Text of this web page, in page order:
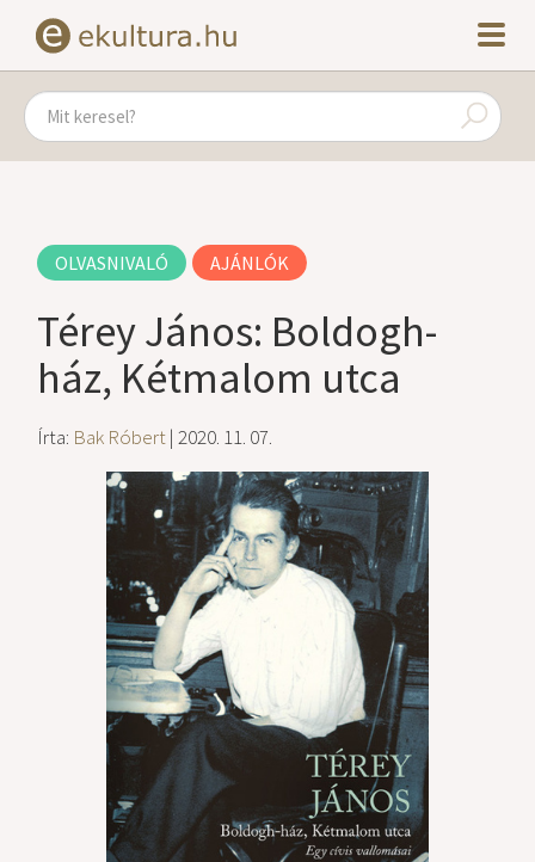
OLVASNIVALÓ AJÁNLÓK
Térey János: Boldogh-
ház, Kétmalom utca
Írta: Bak Róbert| 2020. 11. 07.